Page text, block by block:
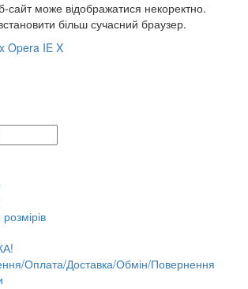
сайт може відображатися некоректно.
більш сучасний браузер.
Opera IE X
Оплата/Доставка/Обмін/Повернення